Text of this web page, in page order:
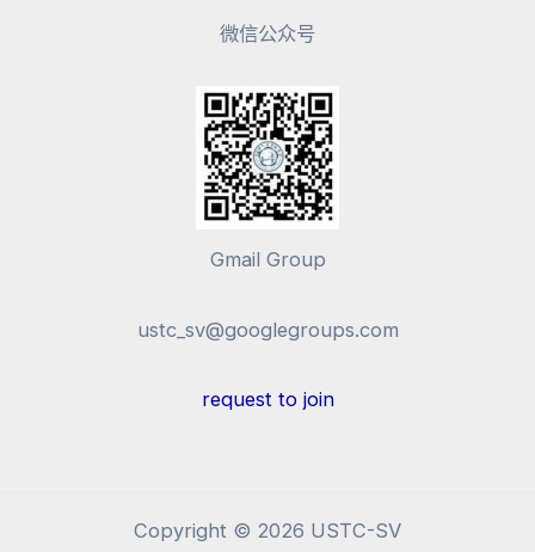
微信公众号
Gmail Group
ustc_sv@googlegroups.com
request to join
Copyright © 2026 USTC-SV